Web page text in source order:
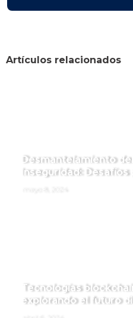
Artículos relacionados
Desmantelamiento
Inseguridad: Desafíos
Tecnologías
explorando el futuro